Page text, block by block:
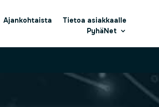
Ajankohtaista
Tietoa asiakkaalle
PyhäNet